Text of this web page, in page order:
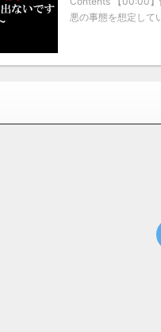
悪の事態を想定して